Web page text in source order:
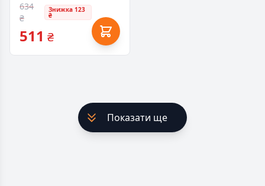
634
₴
Знижка 123
₴
511 ₴
Показати ще